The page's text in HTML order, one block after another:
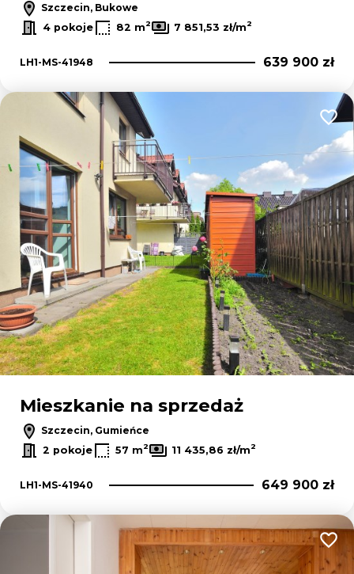
Szczecin, Bukowe
4 pokoje
82 m2 7 851,53 zł/m2
LH1-MS-41948 639 900 zł
Mieszkanie na sprzedaż
Szczecin, Gumieńce
2 pokoje
57 m2 11 435,86 zł/m2
LH1-MS-41940 649 900 zł